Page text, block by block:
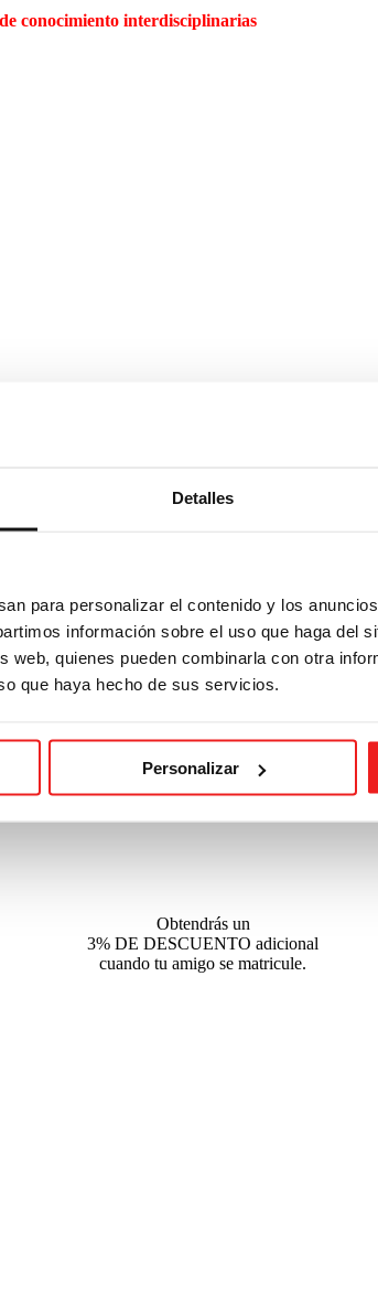
Detalles
para personalizar el contenido y los
información sobre el uso que haga del
web, quienes pueden combinarla con otra
que haya hecho de sus servicios.
Personalizar
conocimiento interdisciplinarias
en nuestra página web:+info
Obtendrás un
3% DE DESCUENTO adicional
cuando tu amigo se matricule.